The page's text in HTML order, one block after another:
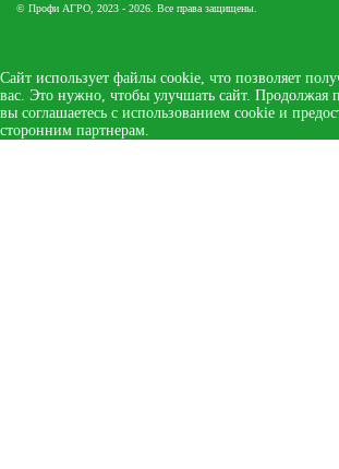
© Профи АГРО, 2023 - 2026. Все права защищены.
Сайт использует файлы cookie, что позволяет
вас. Это нужно, чтобы улучшать сайт. Продолжая
вы соглашаетесь с использованием cookie и
сторонним партнерам.